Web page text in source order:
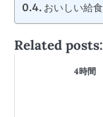
おいしい給食
Related posts:
4時間